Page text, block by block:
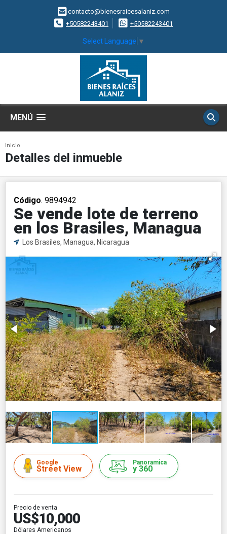
contacto@bienesraicesalaniz.com
+50582243401
+50582243401
Select Language ▼
MENÚ
Inicio
Detalles del inmueble
Código. 9894942
Se vende lote de terreno
en los Brasiles, Managua
Los Brasiles, Managua, Nicaragua
Google
Street View
Panoramica
y 360
Precio de venta
US$10,000
Dólares Americanos